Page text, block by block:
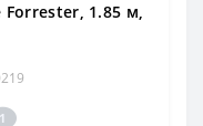
1.85 м,
1